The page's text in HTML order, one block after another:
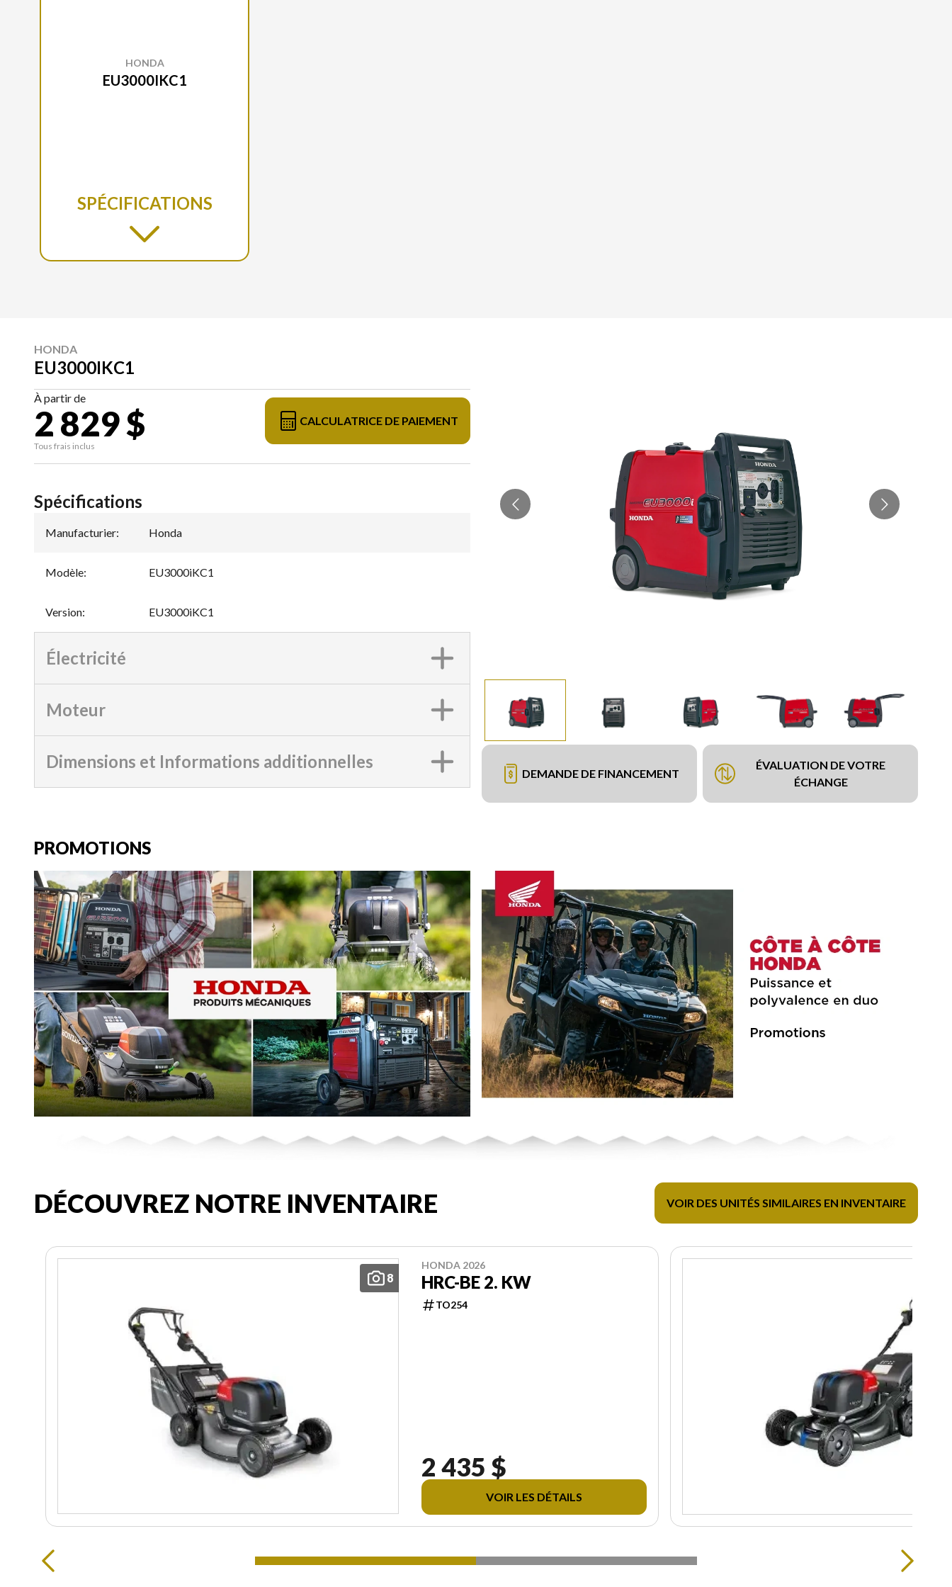
HONDA
EU3000IKC1
SPÉCIFICATIONS
HONDA
EU3000IKC1
À partir de
2 829 $
Tous frais inclus
CALCULATRICE DE PAIEMENT
DEMANDE DE FINANCEMENT
ÉVALUATION DE VOTRE
ÉCHANGE
Spécifications
Manufacturier: Honda
Modèle: EU3000iKC1
Version: EU3000iKC1
Électricité
Moteur
Dimensions et Informations additionnelles
PROMOTIONS
DÉCOUVREZ NOTRE INVENTAIRE VOIR DES UNITÉS SIMILAIRES EN INVENTAIRE
8
HONDA 2026
HRC-BE 2. KW
TO254
2 435 $
VOIR LES DÉTAILS